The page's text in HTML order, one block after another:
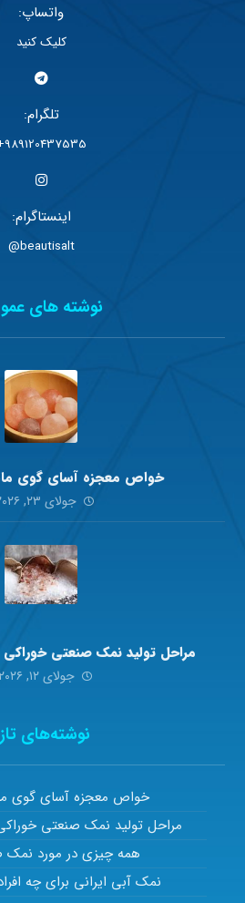
واتساپ:
کلیک کنید
تلگرام:
989120437535+
اینستاگرام:
beautisalt@
نوشته های
خواص معجزه آسای گوی
جولای ۲۳, ۲۰۲۶
مراحل تولید نمک صنعتی
جولای ۱۲, ۲۰۲۶
نوشته‌های
خواص معجزه آسای گوی
مراحل تولید نمک صنعتی
همه چیزی در مورد نمک
نمک آبی ایرانی برای چه